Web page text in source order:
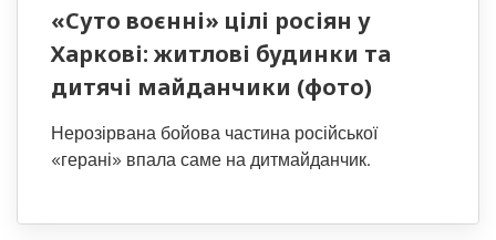
«Суто воєнні» цілі росіян у
Харкові: житлові будинки та
дитячі майданчики (фото)
Нерозірвана бойова частина російської
«герані» впала саме на дитмайданчик.